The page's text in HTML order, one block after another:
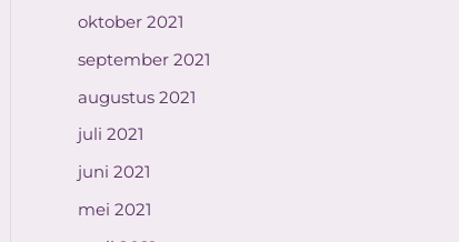
oktober 2021
september 2021
augustus 2021
juli 2021
juni 2021
mei 2021